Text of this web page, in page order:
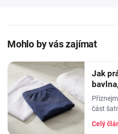
Mohlo by vás zajímat
Jak
aby
část
pračky
Celý